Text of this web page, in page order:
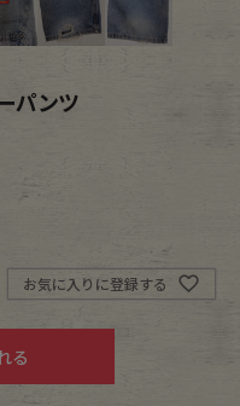
Fafatt
ーから探す
Kidswear
から探す
パンツ
お気に入りに登録する
る